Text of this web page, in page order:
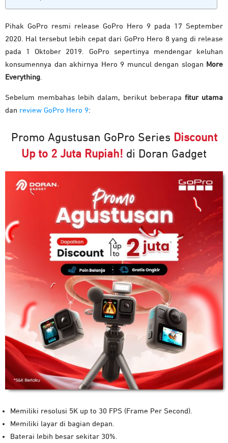
Pihak GoPro resmi release GoPro Hero 9 pada 17 September
2020. Hal tersebut lebih cepat dari GoPro Hero 8 yang di release
pada 1 Oktober 2019. GoPro sepertinya mendengar keluhan
konsumennya dan akhirnya Hero 9 muncul dengan slogan More
Everything.
Sebelum membahas lebih dalam, berikut beberapa fitur utama
dan review GoPro Hero 9:
Promo Agustusan GoPro Series Discount
Up to 2 Juta Rupiah! di Doran Gadget
Memiliki resolusi 5K up to 30 FPS (Frame Per Second).
Memiliki layar di bagian depan.
Baterai lebih besar sekitar 30%.